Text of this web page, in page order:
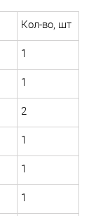
Кол-во, шт
1
1
2
1
1
1